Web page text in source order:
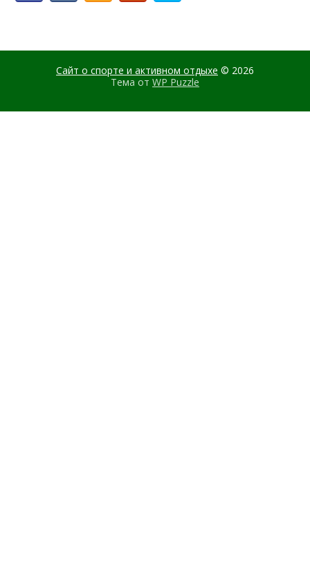
Сайт о спорте и активном отдыхе © 2026
Тема от WP Puzzle